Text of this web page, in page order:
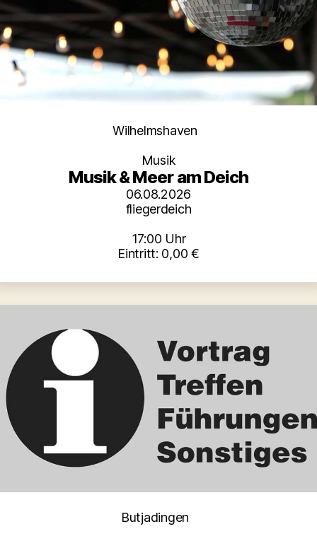
Kategorien
Wilhelmshaven
Musik
Musik & Meer am Deich
06.08.2026
fliegerdeich
17:00 Uhr
Eintritt: 0,00 €
Kategorien
Butjadingen